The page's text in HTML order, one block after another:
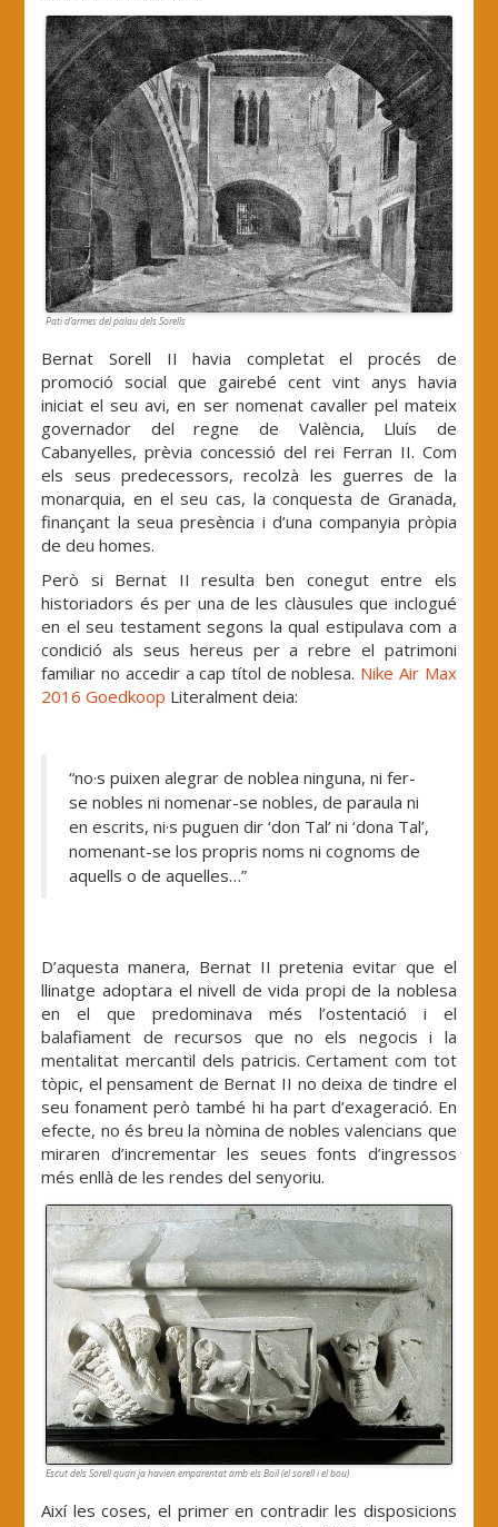
Pati d’armes del palau dels Sorells
Bernat Sorell II havia completat el procés de
promoció social que gairebé cent vint anys havia
iniciat el seu avi, en ser nomenat cavaller pel mateix
governador del regne de València, Lluís de
Cabanyelles, prèvia concessió del rei Ferran II. Com
els seus predecessors, recolzà les guerres de la
monarquia, en el seu cas, la conquesta de Granada,
finançant la seua presència i d’una companyia pròpia
de deu homes.
Però si Bernat II resulta ben conegut entre els
historiadors és per una de les clàusules que inclogué
en el seu testament segons la qual estipulava com a
condició als seus hereus per a rebre el patrimoni
familiar no accedir a cap títol de noblesa. Nike Air Max
2016 Goedkoop Literalment deia:
“no·s puixen alegrar de noblea ninguna, ni fer-
se nobles ni nomenar-se nobles, de paraula ni
en escrits, ni·s puguen dir ‘don Tal’ ni ‘dona Tal’,
nomenant-se los propris noms ni cognoms de
aquells o de aquelles…”
D’aquesta manera, Bernat II pretenia evitar que el
llinatge adoptara el nivell de vida propi de la noblesa
en el que predominava més l’ostentació i el
balafiament de recursos que no els negocis i la
mentalitat mercantil dels patricis. Certament com tot
tòpic, el pensament de Bernat II no deixa de tindre el
seu fonament però també hi ha part d’exageració. En
efecte, no és breu la nòmina de nobles valencians que
miraren d’incrementar les seues fonts d’ingressos
més enllà de les rendes del senyoriu.
Escut dels Sorell quan ja havien emparentat amb els Boïl (el sorell i el bou)
Així les coses, el primer en contradir les disposicions